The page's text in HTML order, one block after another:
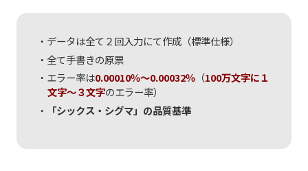
データは全て２回入力にて作成（標準仕様）
全て手書きの原票
エラー率は0.00010％～0.00032％ （100万文字に１
文字～３文字のエラー率）
「シックス・シグマ」の品質基準